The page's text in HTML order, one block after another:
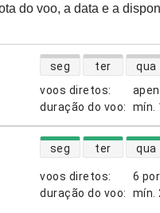
do voo, a data e a
voos diretos:
duração do voo: mín.
disponibilidade de
seg ter qua
voos diretos:
6
duração do voo: mín.
disponibilidade de
seg ter qua